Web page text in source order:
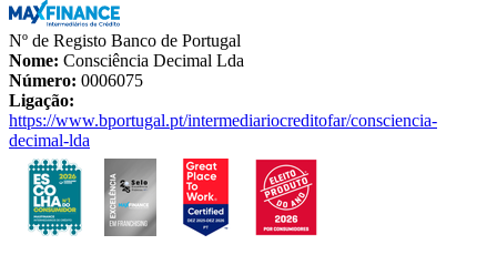
Nº de Registo Banco de Portugal
Nome: Consciência Decimal Lda
Número: 0006075
Ligação:
https://www.bportugal.pt/intermediariocreditofar/consciencia-
decimal-lda